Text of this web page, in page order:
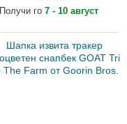
Получи го 7 - 10 август